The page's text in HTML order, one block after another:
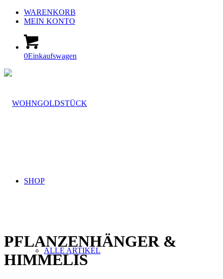
WARENKORB
MEIN KONTO
0Einkaufswagen
SHOP
ALLE ARTIKEL
PFLANZENHÄNGER &
HIMMELIS